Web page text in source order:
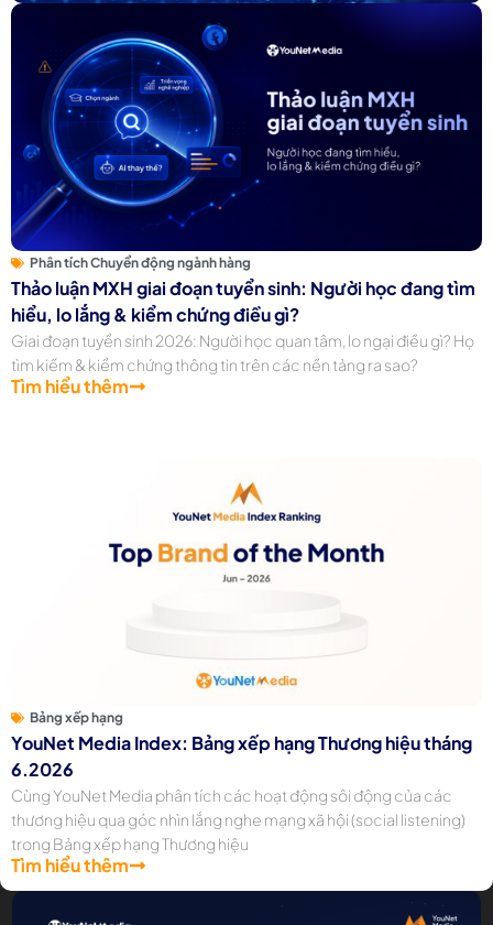
Phân tích Chuyển động ngành hàng
Thảo luận MXH giai đoạn tuyển sinh: Người học đang tìm
hiểu, lo lắng & kiểm chứng điều gì?
Giai đoạn tuyển sinh 2026: Người học quan tâm, lo ngại điều gì? Họ
tìm kiếm & kiểm chứng thông tin trên các nền tảng ra sao?
Tìm hiểu thêm
Bảng xếp hạng
YouNet Media Index: Bảng xếp hạng Thương hiệu tháng
6.2026
Cùng YouNet Media phân tích các hoạt động sôi động của các
thương hiệu qua góc nhìn lắng nghe mạng xã hội (social listening)
trong Bảng xếp hạng Thương hiệu
Tìm hiểu thêm